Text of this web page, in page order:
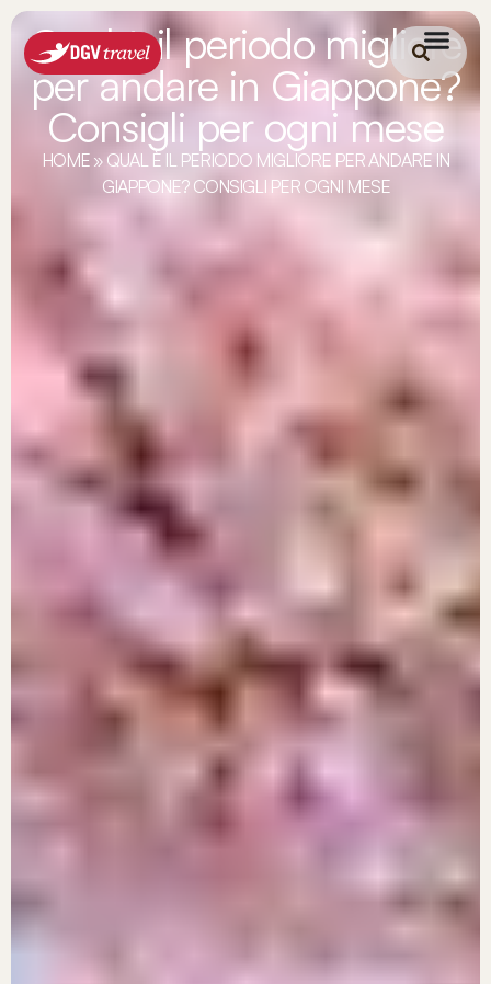
Qual è il periodo migliore
per andare in Giappone?
Consigli per ogni mese
HOME » QUAL È IL PERIODO MIGLIORE PER ANDARE IN
GIAPPONE? CONSIGLI PER OGNI MESE